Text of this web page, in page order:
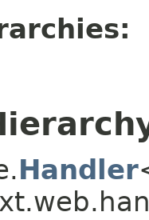
Handler